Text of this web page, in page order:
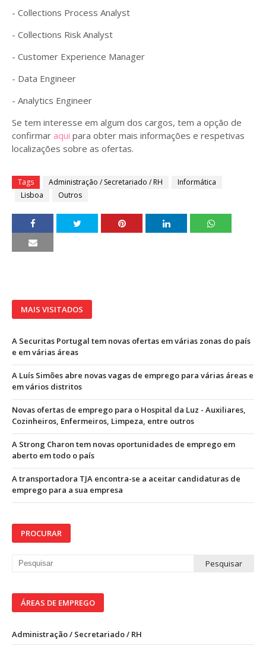
- Collections Process Analyst
- Collections Risk Analyst
- Customer Experience Manager
- Data Engineer
- Analytics Engineer
Se tem interesse em algum dos cargos, tem a opção de
confirmar aqui para obter mais informações e respetivas
localizações sobre as ofertas.
Tags Administração / Secretariado / RH
Informática
Lisboa
Outros
MAIS VISITADOS
A Securitas Portugal tem novas ofertas em várias zonas do país
e em várias áreas
A Luís Simões abre novas vagas de emprego para várias áreas e
em vários distritos
Novas ofertas de emprego para o Hospital da Luz - Auxiliares,
Cozinheiros, Enfermeiros, Limpeza, entre outros
A Strong Charon tem novas oportunidades de emprego em
aberto em todo o país
A transportadora TJA encontra-se a aceitar candidaturas de
emprego para a sua empresa
PROCURAR
ÁREAS DE EMPREGO
Administração / Secretariado / RH